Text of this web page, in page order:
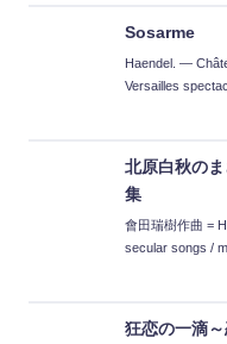
Sosarme
Haendel. —
Versailles
北原白秋の
集
會田瑞樹作曲 =
secular songs /
狂恋の一滴